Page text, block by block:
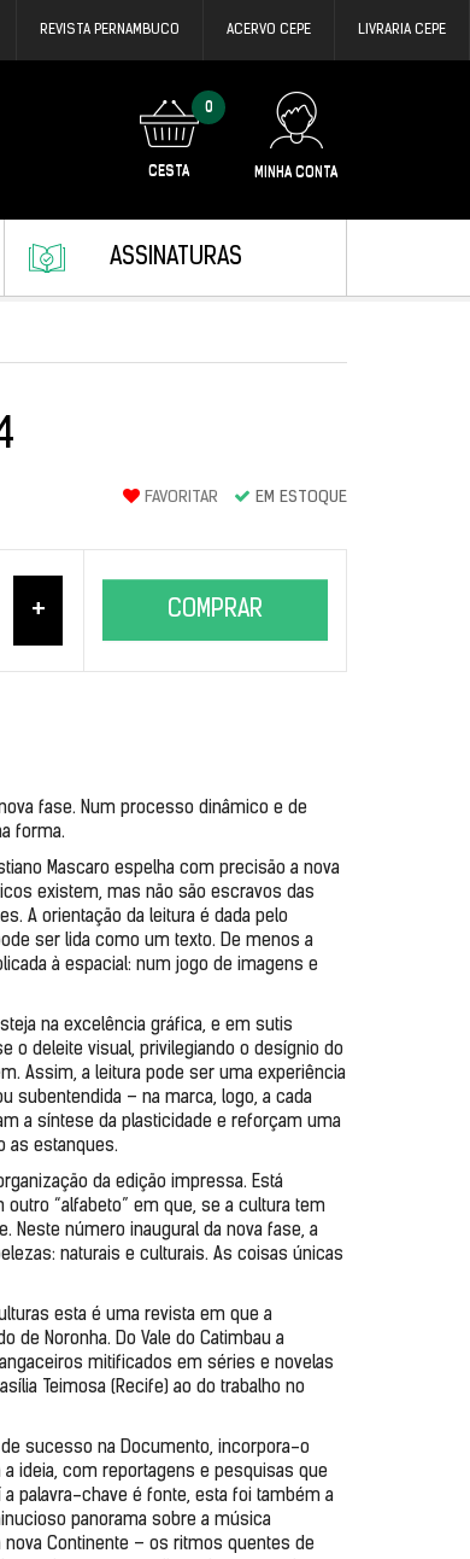
REVISTA PERNAMBUCO ACERVO CEPE LIVRARIA CEPE
0
CESTA MINHA CONTA
ASSINATURAS
FAVORITAR EM ESTOQUE
+ COMPRAR
fase. Num processo dinâmico e de
forma.
Mascaro espelha com precisão a nova
existem, mas não são escravos das
A orientação da leitura é dada pelo
ser lida como um texto. De menos a
à espacial: num jogo de imagens e
na excelência gráfica, e em sutis
o deleite visual, privilegiando o desígnio do
Assim, a leitura pode ser uma experiência
subentendida – na marca, logo, a cada
a síntese da plasticidade e reforçam uma
as estanques.
da edição impressa. Está
“alfabeto” em que, se a cultura tem
Neste número inaugural da nova fase, a
naturais e culturais. As coisas únicas
esta é uma revista em que a
de Noronha. Do Vale do Catimbau a
mitificados em séries e novelas
Teimosa (Recife) ao do trabalho no
sucesso na Documento, incorpora-o
ideia, com reportagens e pesquisas que
palavra-chave é fonte, esta foi também a
panorama sobre a música
nova Continente – os ritmos quentes de